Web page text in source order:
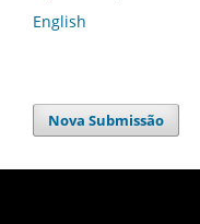
English
Nova Submissão